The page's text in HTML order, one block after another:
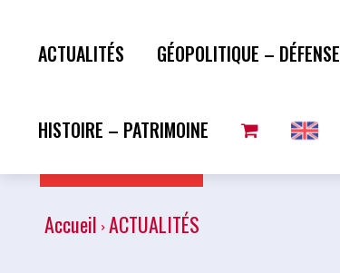
ACTUALITÉS GÉOPOLITIQUE – DÉFENSE
HISTOIRE – PATRIMOINE
Accueil ACTUALITÉS